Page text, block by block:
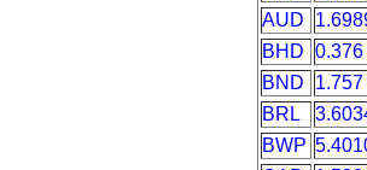
AUD
BHD
0.376
BND
1.757
BRL
BWP